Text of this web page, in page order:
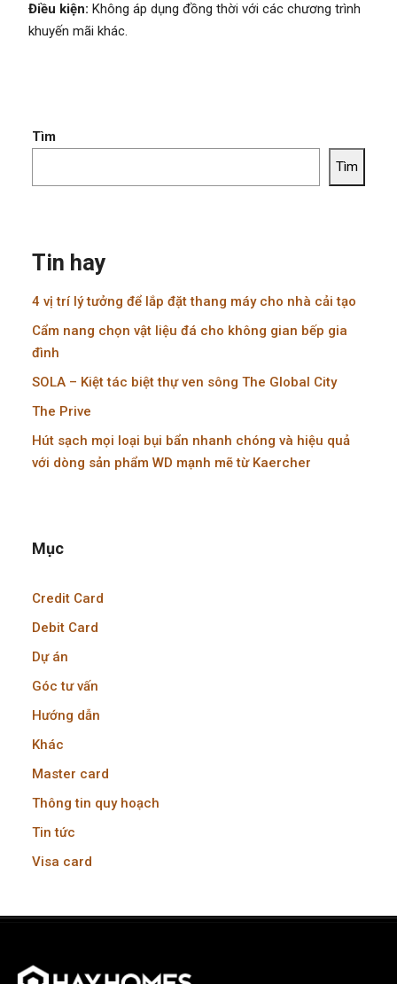
Điều kiện: Không áp dụng đồng thời với các chương trình
khuyến mãi khác.
Tìm
Tìm
Tin hay
4 vị trí lý tưởng để lắp đặt thang máy cho nhà cải tạo
Cẩm nang chọn vật liệu đá cho không gian bếp gia
đình
SOLA – Kiệt tác biệt thự ven sông The Global City
The Prive
Hút sạch mọi loại bụi bẩn nhanh chóng và hiệu quả
với dòng sản phẩm WD mạnh mẽ từ Kaercher
Mục
Credit Card
Debit Card
Dự án
Góc tư vấn
Hướng dẫn
Khác
Master card
Thông tin quy hoạch
Tin tức
Visa card